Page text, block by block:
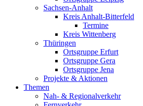
Sachsen-Anhalt
Kreis Anhalt-Bitterfeld
Termine
Kreis Wittenberg
Thüringen
Ortsgruppe Erfurt
Ortsgruppe Gera
Ortsgruppe Jena
Projekte & Aktionen
Themen
Nah- & Regionalverkehr